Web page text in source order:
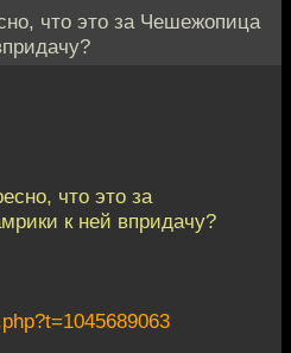
что это за Чешежопица
что это за
к ней впридачу?